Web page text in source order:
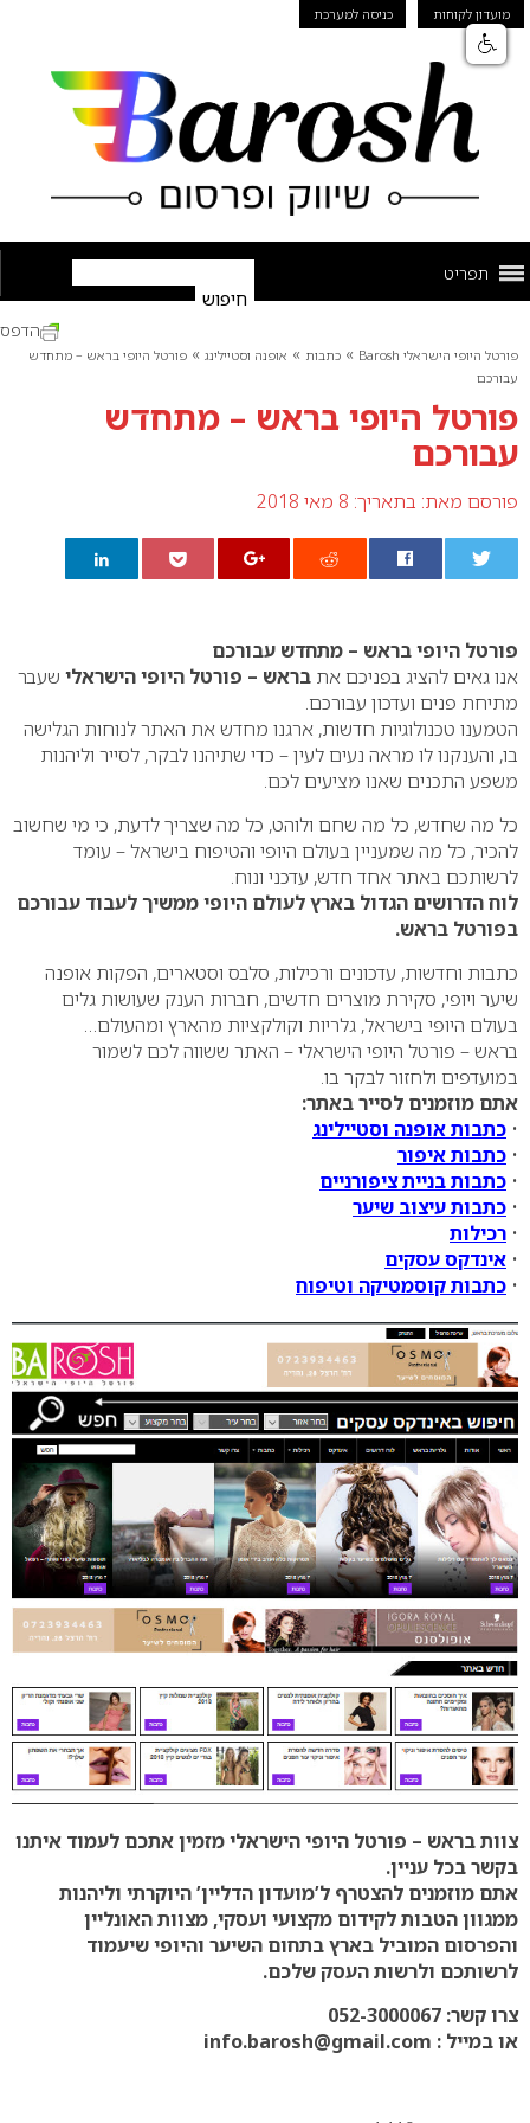
מועדון לקוחות כניסה למערכת
תפריט
פורטל היופי הישראלי Barosh » כתבות » אופנה וסטיילינג » פורטל היופי בראש – מתחדש
עבורכם
פורטל היופי בראש – מתחדש
עבורכם
פורסם מאת: בתאריך: 8 מאי 2018
הדפס
פורטל היופי בראש – מתחדש עבורכם
אנו גאים להציג בפניכם את בראש – פורטל היופי הישראלי שעבר
מתיחת פנים ועדכון עבורכם.
הטמענו טכנולוגיות חדשות, ארגנו מחדש את האתר לנוחות הגלישה
בו, והענקנו לו מראה נעים לעין – כדי שתיהנו לבקר, לסייר וליהנות
משפע התכנים שאנו מציעים לכם.
כל מה שחדש, כל מה שחם ולוהט, כל מה שצריך לדעת, כי מי שחשוב
להכיר, כל מה שמעניין בעולם היופי והטיפוח בישראל – עומד
לרשותכם באתר אחד חדש, עדכני ונוח.
לוח הדרושים הגדול בארץ לעולם היופי ממשיך לעבוד עבורכם
בפורטל בראש.
כתבות וחדשות, עדכונים ורכילות, סלבס וסטארים, הפקות אופנה
שיער ויופי, סקירת מוצרים חדשים, חברות הענק שעושות גלים
בעולם היופי בישראל, גלריות וקולקציות מהארץ ומהעולם…
בראש – פורטל היופי הישראלי – האתר ששווה לכם לשמור
במועדפים ולחזור לבקר בו.
אתם מוזמנים לסייר באתר:
• כתבות אופנה וסטיילינג
• כתבות איפור
• כתבות בניית ציפורניים
• כתבות עיצוב שיער
• רכילות
• אינדקס עסקים
• כתבות קוסמטיקה וטיפוח
צוות בראש – פורטל היופי הישראלי מזמין אתכם לעמוד איתנו
בקשר בכל עניין.
אתם מוזמנים להצטרף ל’מועדון הדליין’ היוקרתי וליהנות
ממגוון הטבות לקידום מקצועי ועסקי, מצוות האונליין
והפרסום המוביל בארץ בתחום השיער והיופי שיעמוד
לרשותכם ולרשות העסק שלכם.
צרו קשר: 052-3000067
או במייל : info.barosh@gmail.com